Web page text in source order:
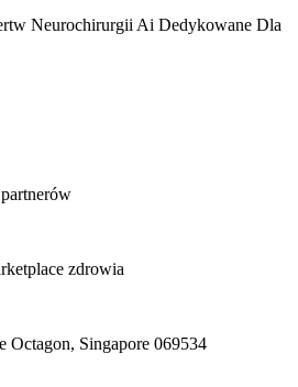
Neurochirurgii Ai Dedykowane Dla
zdrowia
Octagon, Singapore 069534